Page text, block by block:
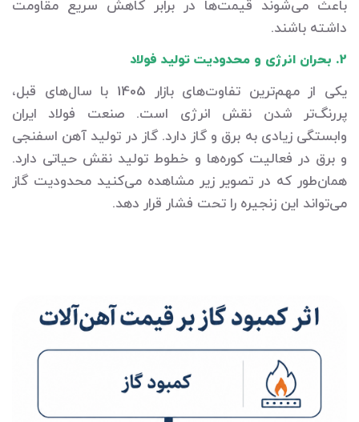
باعث می‌شوند قیمت‌ها در برابر کاهش سریع مقاومت
داشته باشند.
2. بحران انرژی و محدودیت تولید فولاد
یکی از مهم‌ترین تفاوت‌های بازار 1405 با سال‌های قبل،
پررنگ‌تر شدن نقش انرژی است. صنعت فولاد ایران
وابستگی زیادی به برق و گاز دارد. گاز در تولید آهن اسفنجی
و برق در فعالیت کوره‌ها و خطوط تولید نقش حیاتی دارد.
همان‌طور که در تصویر زیر مشاهده می‌کنید محدودیت گاز
می‌تواند این زنجیره را تحت فشار قرار دهد.